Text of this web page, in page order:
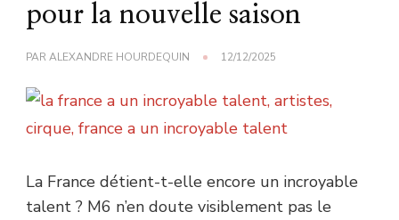
pour la nouvelle saison
PARALEXANDRE HOURDEQUIN 12/12/2025
La France détient-t-elle encore un incroyable
talent ? M6 n’en doute visiblement pas le